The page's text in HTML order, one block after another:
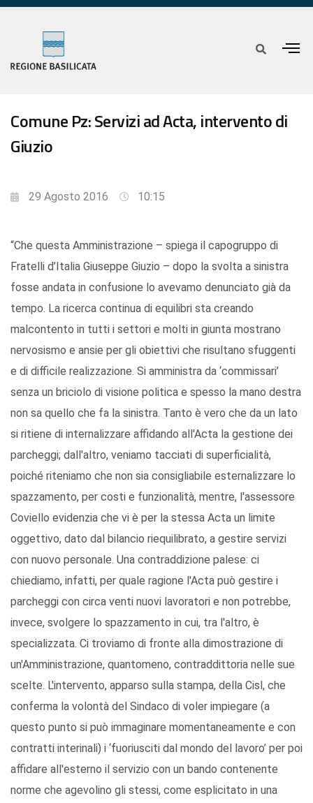
Comune Pz: Servizi ad Acta, intervento di
Giuzio
29 Agosto 2016 10:15
“Che questa Amministrazione – spiega il capogruppo di
Fratelli d’Italia Giuseppe Giuzio – dopo la svolta a sinistra
fosse andata in confusione lo avevamo denunciato già da
tempo. La ricerca continua di equilibri sta creando
malcontento in tutti i settori e molti in giunta mostrano
nervosismo e ansie per gli obiettivi che risultano sfuggenti
e di difficile realizzazione. Si amministra da ‘commissari’
senza un briciolo di visione politica e spesso la mano destra
non sa quello che fa la sinistra. Tanto è vero che da un lato
si ritiene di internalizzare affidando all'Acta la gestione dei
parcheggi; dall'altro, veniamo tacciati di superficialità,
poiché riteniamo che non sia consigliabile esternalizzare lo
spazzamento, per costi e funzionalità, mentre, l'assessore
Coviello evidenzia che vi è per la stessa Acta un limite
oggettivo, dato dal bilancio riequilibrato, a gestire servizi
con nuovo personale. Una contraddizione palese: ci
chiediamo, infatti, per quale ragione l'Acta può gestire i
parcheggi con circa venti nuovi lavoratori e non potrebbe,
invece, svolgere lo spazzamento in cui, tra l'altro, è
specializzata. Ci troviamo di fronte alla dimostrazione di
un'Amministrazione, quantomeno, contraddittoria nelle sue
scelte. L'intervento, apparso sulla stampa, della Cisl, che
conferma la volontà del Sindaco di voler impiegare (a
questo punto si può immaginare momentaneamente e con
contratti interinali) i ‘fuoriusciti dal mondo del lavoro’ per poi
affidare all'esterno il servizio con un bando contenente
norme che agevolino gli stessi, come esplicitato in una